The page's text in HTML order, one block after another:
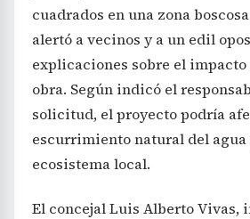
cuadrados en una zona
alertó a vecinos y a un edil
explicaciones sobre el
obra. Según indicó el
solicitud, el proyecto podría
escurrimiento natural del
ecosistema local.
El concejal Luis Alberto Vivas,